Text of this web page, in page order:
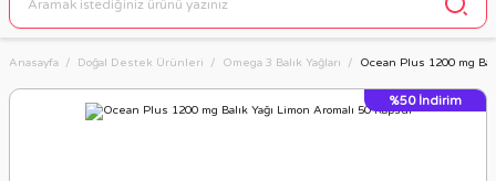
Anasayfa Doğal Destek Ürünleri Omega 3 Balık Yağları Ocean Plus 1200 mg
%50 İndirim